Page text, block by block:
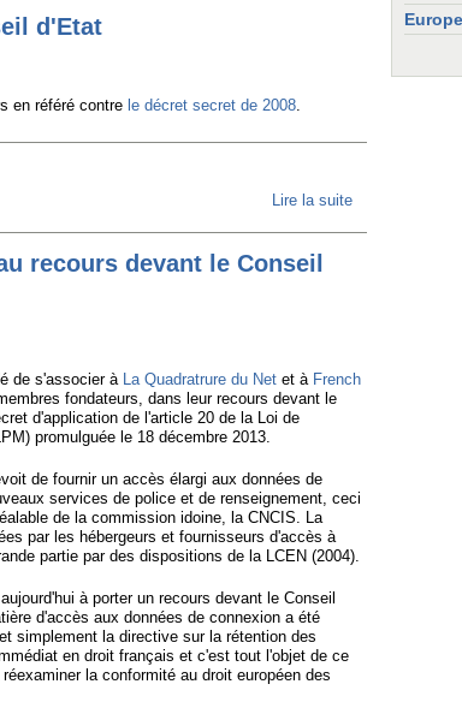
d'Etat
en référé contre le décret secret de 2008.
Lire la suite
privée ?
d'Etat
recours devant le Conseil
de s'associer à La Quadratrure du Net et à French
fondateurs, dans leur recours devant le
d'application de l'article 20 de la Loi de
promulguée le 18 décembre 2013.
de fournir un accès élargi aux données de
services de police et de renseignement, ceci
de la commission idoine, la CNCIS. La
par les hébergeurs et fournisseurs d'accès à
partie par des dispositions de la LCEN (2004).
à porter un recours devant le Conseil
d'accès aux données de connexion a été
simplement la directive sur la rétention des
en droit français et c'est tout l'objet de ce
la conformité au droit européen des